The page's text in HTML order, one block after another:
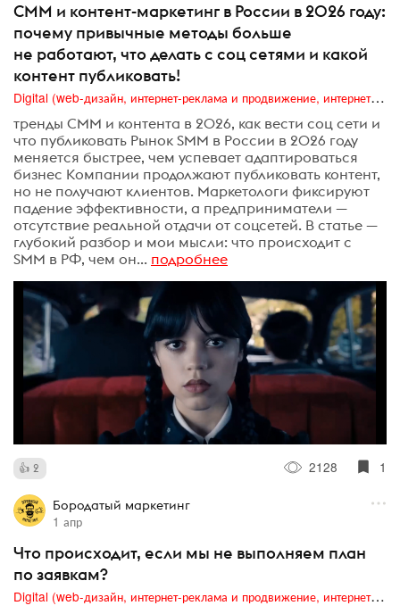
СММ и контент-маркетинг в России в 2026 году:
почему привычные методы больше
не работают, что делать с соц сетями и какой
контент публиковать!
Digital (web-дизайн, интернет-реклама и продвижение, интернет-сообщества и блоги, интернет-коммуникации, мобильный маркетинг, реклама на цифровых экранах)
тренды СММ и контента в 2026, как вести соц сети и
что публиковать Рынок SMM в России в 2026 году
меняется быстрее, чем успевает адаптироваться
бизнес Компании продолжают публиковать контент,
но не получают клиентов. Маркетологи фиксируют
падение эффективности, а предприниматели —
отсутствие реальной отдачи от соцсетей. В статье —
глубокий разбор и мои мысли: что происходит с
SMM в РФ, чем он... подробнее
2 2128 1
Бородатый маркетинг
1 апр
Что происходит, если мы не выполняем план
по заявкам?
Digital (web-дизайн, интернет-реклама и продвижение, интернет-сообщества и блоги, интернет-коммуникации, мобильный маркетинг, реклама на цифровых экранах)